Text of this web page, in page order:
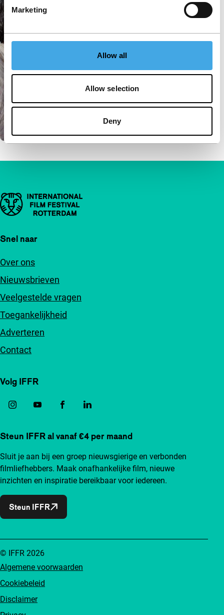
Marketing
Allow all
Allow selection
Deny
Belangrijke links
Snel naar
Over ons
Nieuwsbrieven
Veelgestelde vragen
Toegankelijkheid
Adverteren
Contact
Volg IFFR
Steun IFFR al vanaf €4 per maand
Sluit je aan bij een groep nieuwsgierige en verbonden
filmliefhebbers. Maak onafhankelijke film, nieuwe
inzichten en inspiratie bereikbaar voor iedereen.
Steun IFFR
Algemene voorwaarden
Cookiebeleid
Disclaimer
© IFFR 2026